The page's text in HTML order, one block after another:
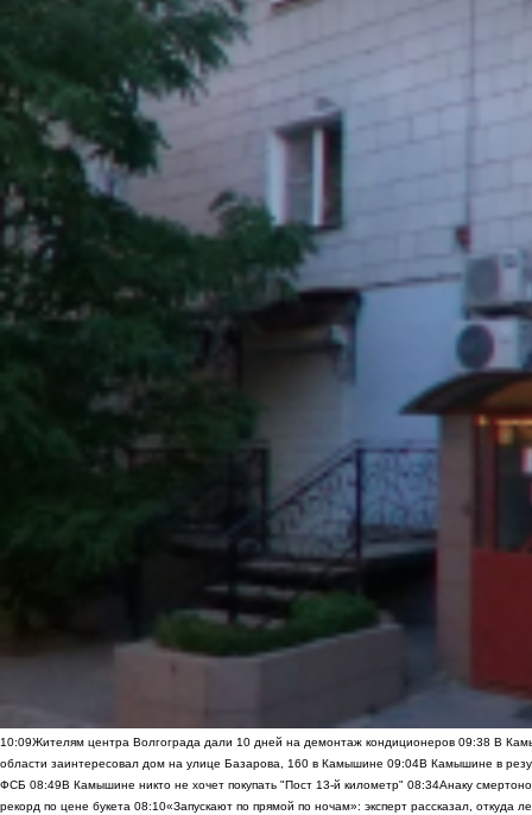
10:09Жителям центра Волгограда дали 10 дней на демонтаж кондиционеров 09:38 В
области заинтересовал дом на улице Базарова, 160 в Камышине 09:04В Камышине в
ФСБ 08:49В Камышине никто не хочет покупать "Пост 13-й километр" 08:34Анаку
рекорд по цене букета 08:10«Запускают по прямой по ночам»: эксперт рассказал, откуда